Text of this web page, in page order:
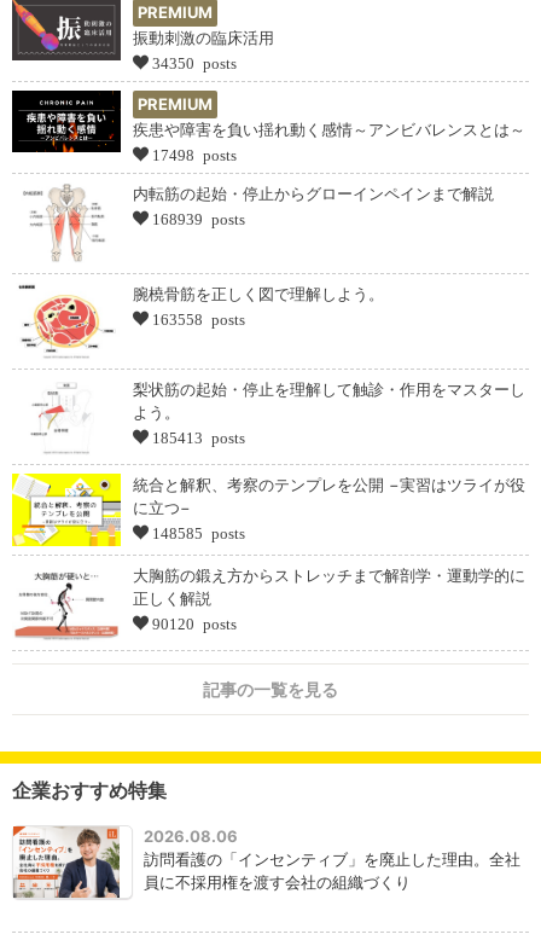
PREMIUM
振動刺激の臨床活用
34350 posts
PREMIUM
疾患や障害を負い揺れ動く感情～アンビバレンスとは～
17498 posts
内転筋の起始・停止からグローインペインまで解説
168939 posts
腕橈骨筋を正しく図で理解しよう。
163558 posts
梨状筋の起始・停止を理解して触診・作用をマスターし
よう。
185413 posts
統合と解釈、考察のテンプレを公開 −実習はツライが役
に立つ−
148585 posts
大胸筋の鍛え方からストレッチまで解剖学・運動学的に
正しく解説
90120 posts
記事の一覧を見る
企業おすすめ特集
2026.08.06
訪問看護の「インセンティブ」を廃止した理由。全社
員に不採用権を渡す会社の組織づくり